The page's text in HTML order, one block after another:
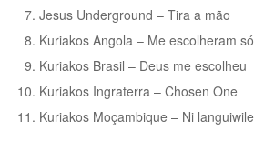
Jesus Underground – Tira a mão
Kuriakos Angola – Me escolheram só
Kuriakos Brasil – Deus me escolheu
Kuriakos Ingraterra – Chosen One
Kuriakos Moçambique – Ni languiwile